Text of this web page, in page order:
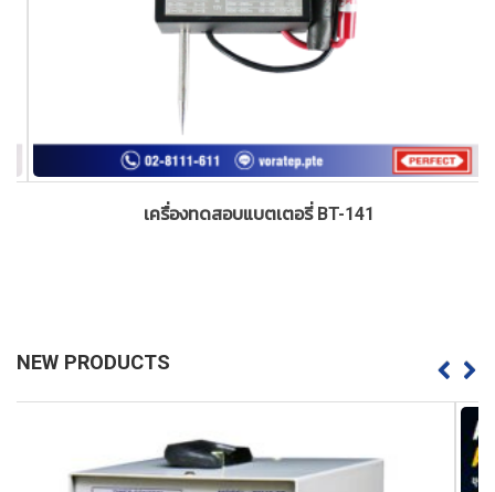
เครื่องทดสอบแบตเตอรี่ BT-141
NEW PRODUCTS